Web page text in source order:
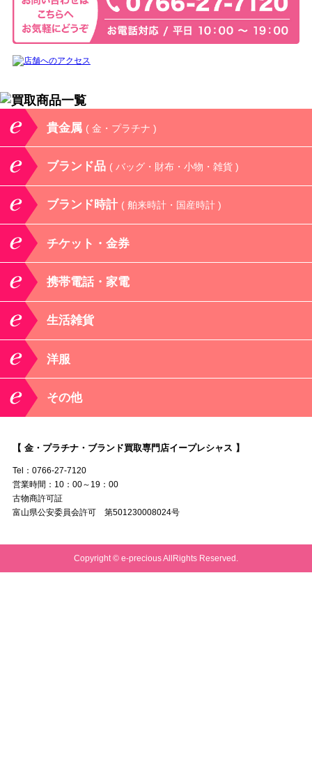
貴金属 ( 金・プラチナ )
ブランド品 ( バッグ・財布・小物・雑貨 )
ブランド時計 ( 舶来時計・国産時計 )
チケット・金券
携帯電話・家電
生活雑貨
洋服
その他
【 金・プラチナ・ブランド買取専門店イープレシャス 】
Tel：0766-27-7120
営業時間：10：00～19：00
古物商許可証
富山県公安委員会許可 第501230008024号
Copyright © e-precious AllRights Reserved.